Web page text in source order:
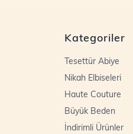
Kategoriler
Tesettür Abiye
Nikah Elbiseleri
Haute Couture
Büyük Beden
İndirimli Ürünler